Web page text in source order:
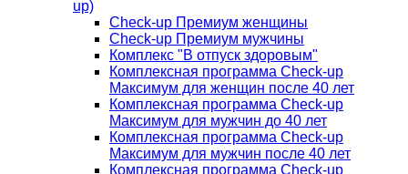
up)
Check-up Премиум женщины
Check-up Премиум мужчины
Комплекс "В отпуск здоровым"
Комплексная программа Check-up
Максимум для женщин после 40 лет
Комплексная программа Check-up
Максимум для мужчин до 40 лет
Комплексная программа Check-up
Максимум для мужчин после 40 лет
Комплексная программа Check-up